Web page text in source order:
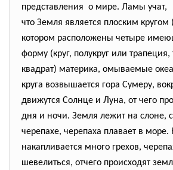
представления о мире. Ламы учат,
что Земля является плоским
котором расположены четыре
форму (круг, полукруг или трапеция,
квадрат) материка, омываемые
круга возвышается гора Сумеру,
движутся Солнце и Луна, от чего
дня и ночи. Земля лежит на слоне,
черепахе, черепаха плавает в
накапливается много грехов,
шевелиться, отчего происходят